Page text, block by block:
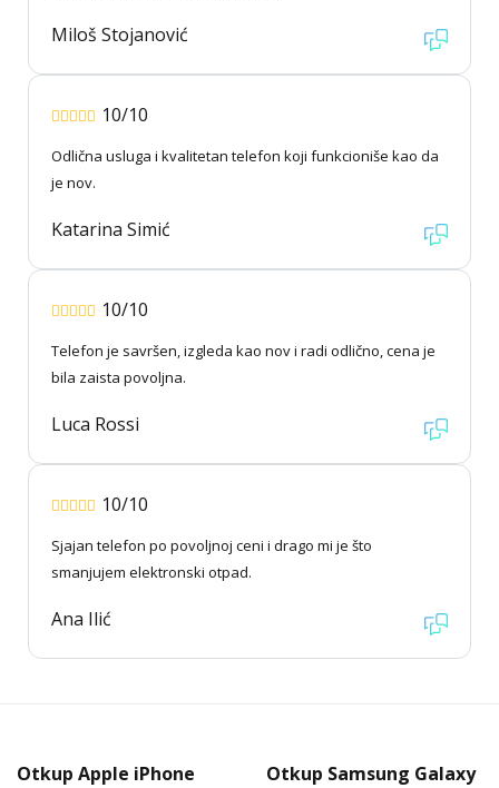
Miloš Stojanović
10/10
Odlična usluga i kvalitetan telefon koji funkcioniše kao da
je nov.
Katarina Simić
10/10
Telefon je savršen, izgleda kao nov i radi odlično, cena je
bila zaista povoljna.
Luca Rossi
10/10
Sjajan telefon po povoljnoj ceni i drago mi je što
smanjujem elektronski otpad.
Ana Ilić
Otkup Apple iPhone
Otkup Samsung Galaxy